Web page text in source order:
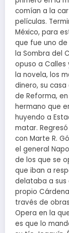
comían a la
películas.
México, para
que fue uno
la Sombra del
opuso a
la novela, los
dinero, su
de Reforma,
hermano que
huyendo a
matar.
con Marte R.
el general
de los que se
que iban a
delataba a sus
propio
través de
Opera en la
es que lo